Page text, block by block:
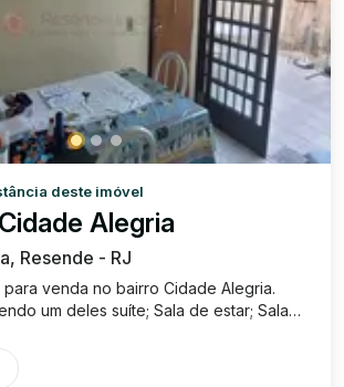
deste imóvel
Alegria
Resende - RJ
venda no bairro Cidade Alegria.
um deles suíte; Sala de estar; Sala
Sala de TV; Garagem coberta; Pequeno